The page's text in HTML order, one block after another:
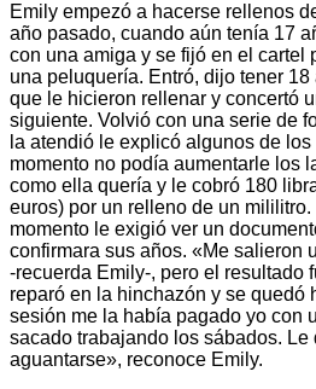
Emily empezó a hacerse rellenos
año pasado, cuando aún tenía 17
con una amiga y se fijó en el cartel
una peluquería. Entró, dijo tener
que le hicieron rellenar y concertó
siguiente. Volvió con una serie de
la atendió le explicó algunos de
momento no podía aumentarle los
como ella quería y le cobró 180
euros) por un relleno de un
momento le exigió ver un
confirmara sus años. «Me salieron
-recuerda Emily-, pero el resultado
reparó en la hinchazón y se quedó
sesión me la había pagado yo con
sacado trabajando los sábados.
aguantarse», reconoce Emily.